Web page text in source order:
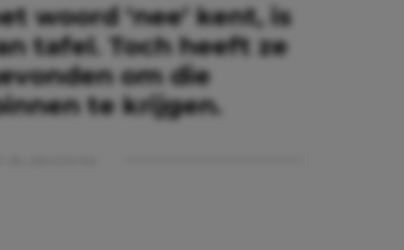
woord ‘nee’ kent, is
tafel. Toch heeft ze
om die
te krijgen.